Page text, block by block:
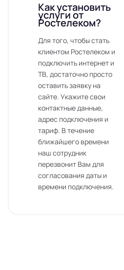
Как установить
услуги от
Ростелеком?
Для того, чтобы стать
клиентом Ростелеком и
подключить интернет и
ТВ, достаточно просто
оставить заявку на
сайте. Укажите свои
контактные данные,
адрес подключения и
тариф. В течение
ближайшего времени
наш сотрудник
перезвонит Вам для
согласования даты и
времени подключения.